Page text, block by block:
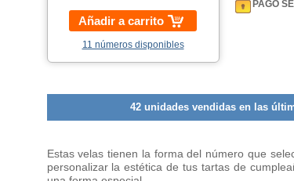
Añadir a carrito
11 números disponibles
PAGO
42 unidades vendidas en las
Estas velas tienen la forma del número que
personalizar la estética de tus tartas de